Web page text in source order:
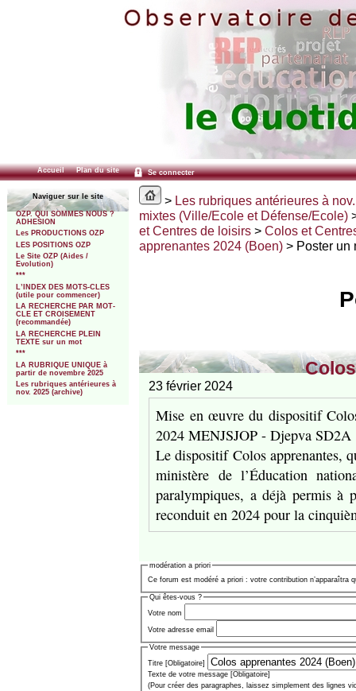
Accueil Plan du site Se connecter
Naviguer sur le site
OZP. QUI SOMMES NOUS ?
ADHESION
Les PRODUCTIONS OZP
LES POSITIONS OZP
Le Site OZP (Aides /
Evolution)
***
L’INDEX DES MOTS-CLES
(utile pour commencer)
LA RECHERCHE PAR MOT-
CLE ET CROISEMENT
(recommandée)
LA RECHERCHE PLEIN
TEXTE sur un mot
***
LA RUBRIQUE UNIQUE à
partir de novembre 2025
Les rubriques antérieures à
nov. 2025 (archive)
> Les rubriques antérieures à
mixtes (Ville/Ecole et Défense/Ecole)
et Centres de loisirs> Colos et
apprenantes 2024 (Boen)> Poster un
23 février 2024
Mise en œuvre du dispositif
2024 MENJSJOP - Djepva SD2A
Le dispositif Colos apprenantes,
ministère de l’Éducation
paralympiques, a déjà permis à
reconduit en 2024 pour la
modération a priori
Ce forum est modéré a priori : votre contribution n’apparaîtra
Qui êtes-vous ?
Votre nom
Votre adresse email
Votre message
Titre [Obligatoire]
Texte de votre message [Obligatoire]
(Pour créer des paragraphes, laissez simplement des lignes